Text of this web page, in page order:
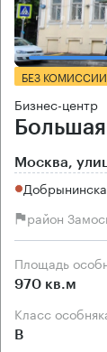
БЕЗ КОМИССИИ
Бизнес-центр
Москва,
район
Площадь
970 кв.м
Класс
B